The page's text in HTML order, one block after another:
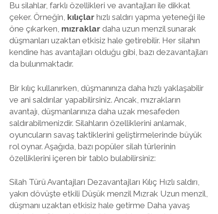
Bu silahlar, farklı özellikleri ve avantajları ile dikkat
çeker. Örneğin, kılıçlarhızlı saldırı yapma yeteneği ile
öne çıkarken, mızraklardaha uzun menzil sunarak
düşmanları uzaktan etkisiz hale getirebilir. Her silahın
kendine has avantajları olduğu gibi, bazı dezavantajları
da bulunmaktadır.
Bir kılıç kullanırken, düşmanınıza daha hızlı yaklaşabilir
ve ani saldırılar yapabilirsiniz. Ancak, mızrakların
avantajı, düşmanlarınıza daha uzak mesafeden
saldırabilmenizdir. Silahların özelliklerini anlamak,
oyuncuların savaş taktiklerini geliştirmelerinde büyük
rol oynar. Aşağıda, bazı popüler silah türlerinin
özelliklerini içeren bir tablo bulabilirsiniz:
Silah Türü Avantajları Dezavantajları Kılıç Hızlı saldırı,
yakın dövüşte etkili Düşük menzil Mızrak Uzun menzil,
düşmanı uzaktan etkisiz hale getirme Daha yavaş